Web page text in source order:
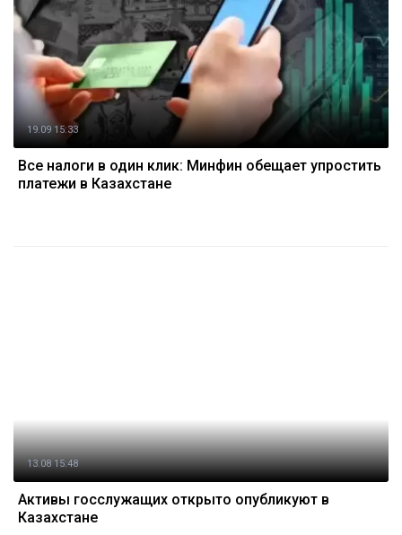
19.09 15:33
Все налоги в один клик: Минфин обещает упростить
платежи в Казахстане
13.08 15:48
Активы госслужащих открыто опубликуют в
Казахстане